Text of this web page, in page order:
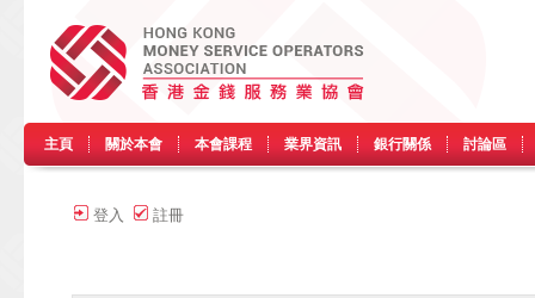
主頁 關於本會 本會課程 業界資訊 銀行關係 討論區
登入 註冊